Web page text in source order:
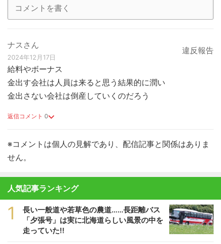
ナスさん
2024年12月17日
違反報告
給料やボーナス
金出す会社は人員は来ると思う結果的に潤い
金出さない会社は倒産していくのだろう
返信コメント 0
※コメントは個人の見解であり、配信記事と関係はありま
せん。
人気記事ランキング
1
長い一般道や若草色の農道……長距離バス
「夕張号」は実に北海道らしい風景の中を
走っていた!!